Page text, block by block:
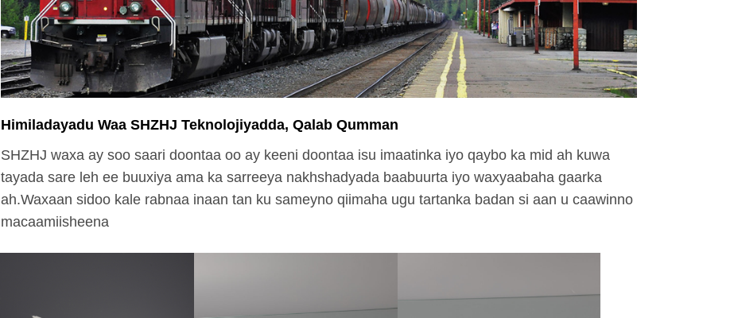
Himiladayadu Waa SHZHJ Teknolojiyadda, Qalab Qumman
SHZHJ waxa ay soo saari doontaa oo ay keeni doontaa isu imaatinka iyo qaybo ka mid ah kuwa
tayada sare leh ee buuxiya ama ka sarreeya nakhshadyada baabuurta iyo waxyaabaha gaarka
ah.Waxaan sidoo kale rabnaa inaan tan ku sameyno qiimaha ugu tartanka badan si aan u caawinno
macaamiisheena